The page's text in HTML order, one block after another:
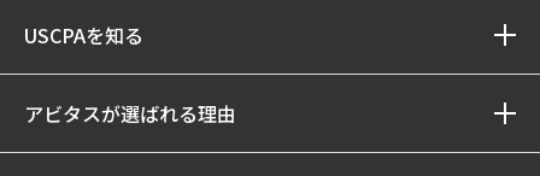
USCPAを知る
アビタスが選ばれる理由